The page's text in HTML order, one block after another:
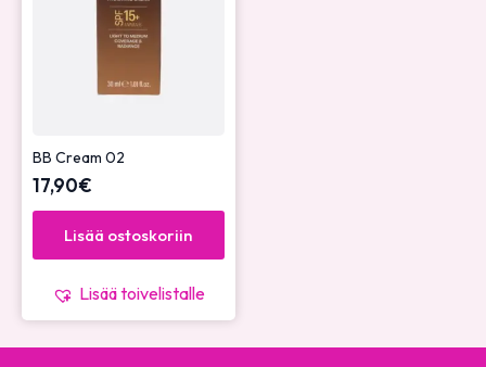
BB Cream 02
17,90€
Lisää ostoskoriin
Lisää toivelistalle